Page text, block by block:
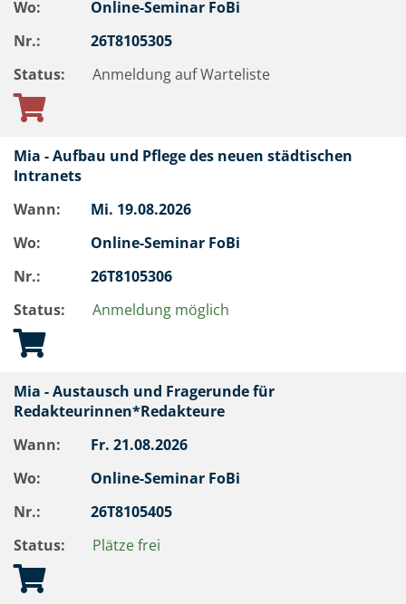
Wo:
Online-Seminar FoBi
Nr.:
26T8105305
Status:
Anmeldung auf Warteliste
Mia - Aufbau und Pflege des neuen städtischen
Intranets
Wann:
Mi. 19.08.2026
Wo:
Online-Seminar FoBi
Nr.:
26T8105306
Status:
Anmeldung möglich
Mia - Austausch und Fragerunde für
Redakteurinnen*Redakteure
Wann:
Fr. 21.08.2026
Wo:
Online-Seminar FoBi
Nr.:
26T8105405
Status:
Plätze frei